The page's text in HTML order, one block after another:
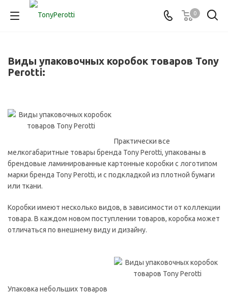
0
Виды упаковочных коробок товаров Tony
Perotti:
Практически все
мелкогабаритные товары бренда Tony Perotti, упакованы в
брендовые ламинированные картонные коробки с логотипом
марки бренда Tony Perotti, и с подкладкой из плотной бумаги
или ткани.
Коробки имеют несколько видов, в зависимости от коллекции
товара. В каждом новом поступлении товаров, коробка может
отличаться по внешнему виду и дизайну.
Упаковка небольших товаров